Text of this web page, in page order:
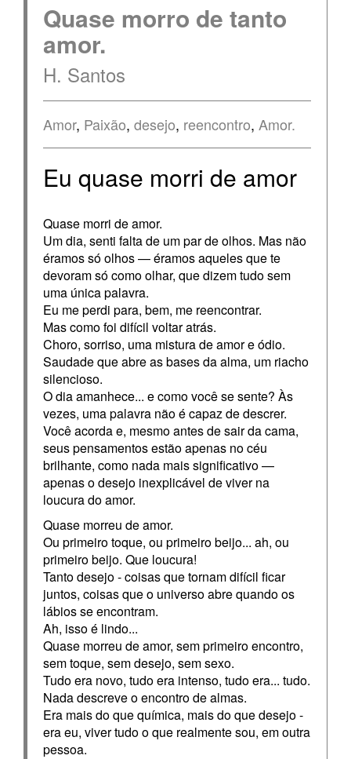
Quase morro de tanto
amor.
H. Santos
Amor, Paixão, desejo, reencontro, Amor.
Eu quase morri de amor
Quase morri de amor.
Um dia, senti falta de um par de olhos. Mas não
éramos só olhos — éramos aqueles que te
devoram só como olhar, que dizem tudo sem
uma única palavra.
Eu me perdi para, bem, me reencontrar.
Mas como foi difícil voltar atrás.
Choro, sorriso, uma mistura de amor e ódio.
Saudade que abre as bases da alma, um riacho
silencioso.
O dia amanhece... e como você se sente? Às
vezes, uma palavra não é capaz de descrer.
Você acorda e, mesmo antes de sair da cama,
seus pensamentos estão apenas no céu
brilhante, como nada mais significativo —
apenas o desejo inexplicável de viver na
loucura do amor.
Quase morreu de amor.
Ou primeiro toque, ou primeiro beijo... ah, ou
primeiro beijo. Que loucura!
Tanto desejo - coisas que tornam difícil ficar
juntos, coisas que o universo abre quando os
lábios se encontram.
Ah, isso é lindo...
Quase morreu de amor, sem primeiro encontro,
sem toque, sem desejo, sem sexo.
Tudo era novo, tudo era intenso, tudo era... tudo.
Nada descreve o encontro de almas.
Era mais do que química, mais do que desejo -
era eu, viver tudo o que realmente sou, em outra
pessoa.